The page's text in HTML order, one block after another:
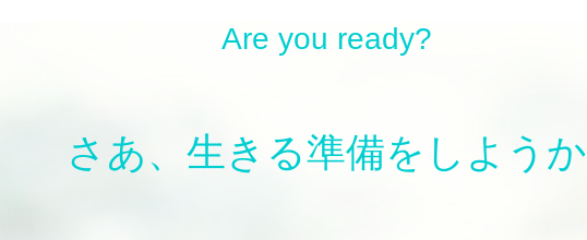
Are you ready?
さあ、生きる準備をしようか